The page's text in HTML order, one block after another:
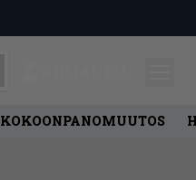
KOKOONPANOMUUTOS